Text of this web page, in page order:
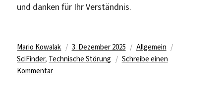
und danken für Ihr Verständnis.
Autor
Mario Kowalak
Veröffentlicht
am
3. Dezember 2025 Kategorien
Allgemein
SciFinder, Technische Störung
Schreibe einen
Kommentarzu